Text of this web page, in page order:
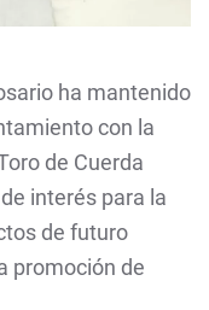
ha mantenido
con la
de Cuerda
interés para la
de futuro
promoción de